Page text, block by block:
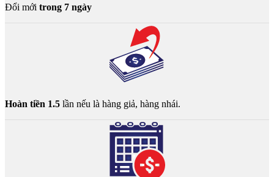
Đổi mới trong 7 ngày
Hoàn tiền 1.5 lần nếu là hàng giả, hàng nhái.